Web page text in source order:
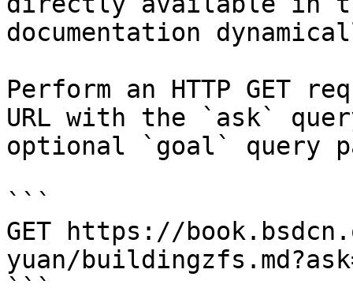
documentation
Perform an HTTP GET
URL with the `ask`
optional `goal` query
```
GET https://
yuan/
```